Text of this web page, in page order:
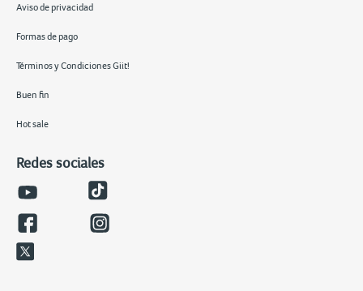
Aviso de privacidad
Formas de pago
Términos y Condiciones Giit!
Buen fin
Hot sale
Redes sociales